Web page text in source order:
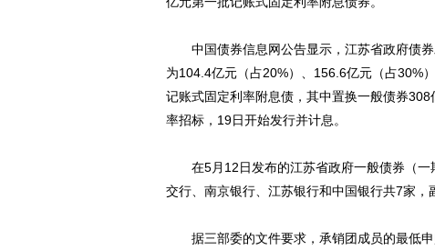
中国债券信息网公告显示，江苏省政府债券
为104.4亿元（占20%）、156.6亿元（占30%
记账式固定利率附息债，其中置换一般债券
率招标，19日开始发行并计息。
在5月12日发布的江苏省政府一般债券（一
交行、南京银行、江苏银行和中国银行共7家，
据三部委的文件要求，承销团成员的最低申